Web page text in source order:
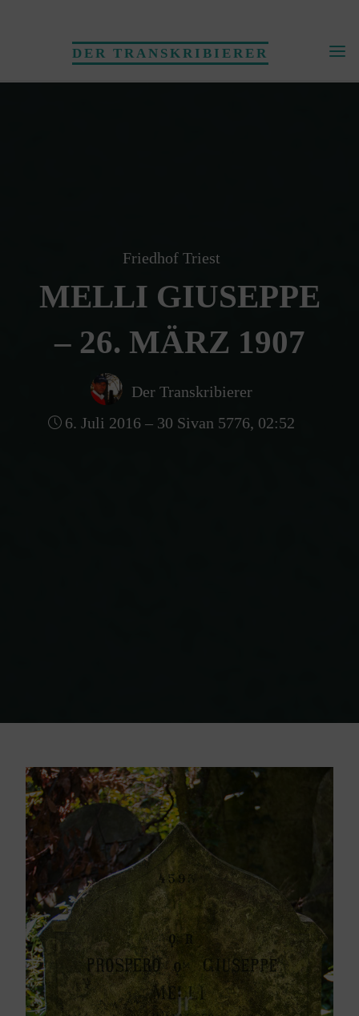
DER TRANSKRIBIERER
Friedhof Triest
MELLI GIUSEPPE
– 26. MÄRZ 1907
Der Transkribierer
6. Juli 2016 – 30 Sivan 5776, 02:52